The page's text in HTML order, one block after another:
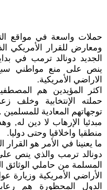
حملات واسعة في مواقع
ومعارض للقرار الأمريكي
الجديد دونالد ترمب في
ينص على منع مواطني
الاراضي الأمريكية.
اكثر المؤيدين هم
حملته الإنتخابية وخلف
توجهاتهم المعادية للمسلمين
مبدئيا الإرهاب لا دين له,
منطقيا واخلاقيا وحتى دوليا.
ما يعنينا في الأمر هو
دونالد ترمب والذي ينص
المسلمة من حاملي الوثائق
الأراضي الأمريكية
الدول المحظورة هم